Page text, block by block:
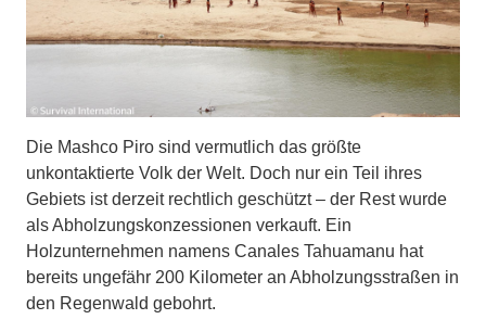
Die Mashco Piro sind vermutlich das größte
unkontaktierte Volk der Welt. Doch nur ein Teil ihres
Gebiets ist derzeit rechtlich geschützt – der Rest wurde
als Abholzungskonzessionen verkauft. Ein
Holzunternehmen namens Canales Tahuamanu hat
bereits ungefähr 200 Kilometer an Abholzungsstraßen in
den Regenwald gebohrt.